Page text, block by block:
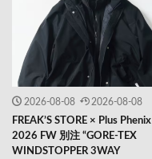
2026-08-08 2026-08-08
FREAK’S STORE × Plus Phenix
2026 FW 別注 “GORE-TEX
WINDSTOPPER 3WAY